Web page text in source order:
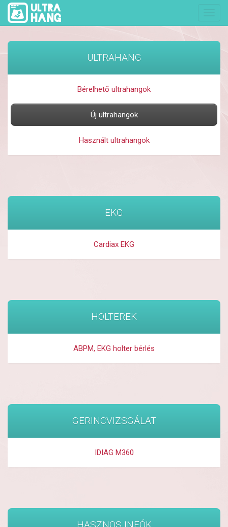
ULTRAHANG
Bérelhető ultrahangok
Új ultrahangok
Használt ultrahangok
EKG
Cardiax EKG
HOLTEREK
ABPM, EKG holter bérlés
GERINCVIZSGÁLAT
IDIAG M360